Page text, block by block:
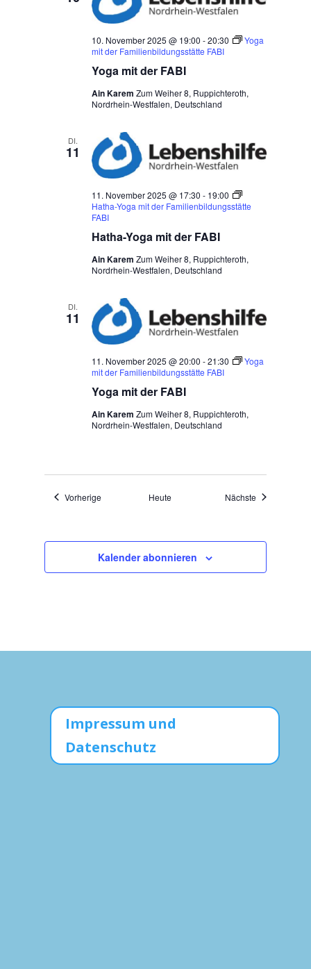
Yoga mit der FABI
10. November 2025 @ 19:00 -20:30
Yoga
mit der Familienbildungsstätte FABI
Ain KaremZum Weiher 8, Ruppichteroth,
Nordrhein-Westfalen, Deutschland
DI.
11
Hatha-Yoga mit der FABI
11. November 2025 @ 17:30 - 19:00
Hatha-Yoga mit der Familienbildungsstätte
FABI
Ain KaremZum Weiher 8, Ruppichteroth,
Nordrhein-Westfalen, Deutschland
DI.
11
Yoga mit der FABI
11. November 2025 @ 20:00 -21:30
Yoga
mit der Familienbildungsstätte FABI
Ain KaremZum Weiher 8, Ruppichteroth,
Nordrhein-Westfalen, Deutschland
Vorherige Veranstaltungen
Heute Nächste
Kalender abonnieren
Impressum und
Datenschutz